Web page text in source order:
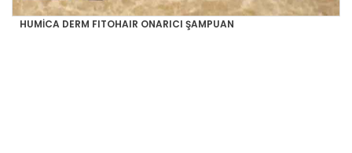
HUMİCA DERM FITOHAIR ONARICI ŞAMPUAN